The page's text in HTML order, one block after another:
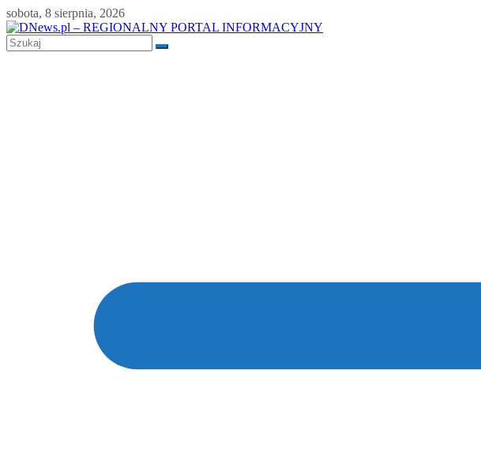
Skip
to
content
sobota, 8 sierpnia, 2026